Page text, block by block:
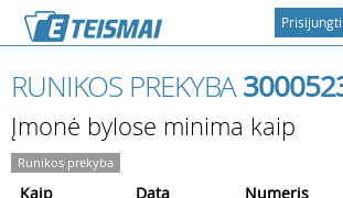
Prisijungti
RUNIKOS PREKYBA
Įmonė bylose minima kaip
Runikos prekyba
Kaip Data Numeris